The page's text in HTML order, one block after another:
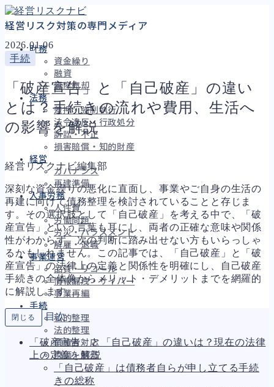
経営リスク対策の専門メディア
財務
資金繰り
融資
資産売却
法務
差押・強制執行
法令違反・行政処分
訴訟・不正
損害賠償・知的財産
経営
ガバナンス
再建準備
人事労務
人件費
労働問題
労災・ハラスメント
解雇・退職
事業運営
品質・リコール
情報漏洩・サイバー
事業再編
手続
私的整理
法的整理
債権者対応
換価・競売
2026.01.06
手続
「破産宣告」と「自己破産」の違い
とは？手続きの流れや費用、生活へ
の影響を解説
経営リスクナビ編集部
深刻な資金繰りの悪化に直面し、事業やご自身の生活の
再建に向けて債務整理を検討されていることと存じま
す。その選択肢として「自己破産」を考える中で、「破
産宣告」という言葉も耳にし、両者の正確な意味や関係
性がわからず、次の判断に踏み出せない方もいらっしゃ
るかもしれません。この記事では、「自己破産」と「破
産宣告」の法律上の定義と関係性を明確にし、自己破産
手続きの全体像からメリット・デメリットまでを網羅的
に解説します。
閉じる 目次
「破産宣告」と「自己破産」の違いは？現在の法律
上の定義を解説
「自己破産」は債務者自らが申し立てる手続
きの総称